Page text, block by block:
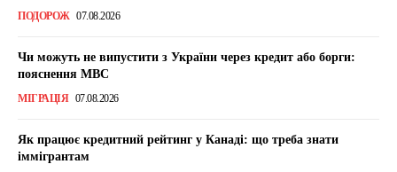
ПОДОРОЖ 07.08.2026
Чи можуть не випустити з України через кредит або борги:
пояснення МВС
МІГРАЦІЯ 07.08.2026
Як працює кредитний рейтинг у Канаді: що треба знати
іммігрантам